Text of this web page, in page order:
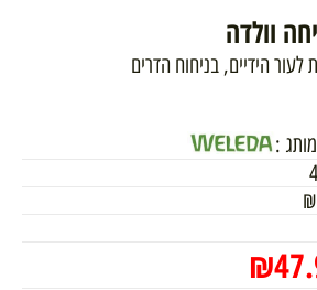
וולדה
לעור הידיים, בניחוח הדרים
:
₪
₪